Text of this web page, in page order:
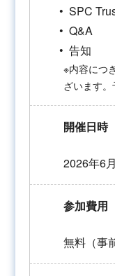
SPC
Q&A
告知
※内容につ
ざいます。
開催日時
2026年6
参加費用
無料（事